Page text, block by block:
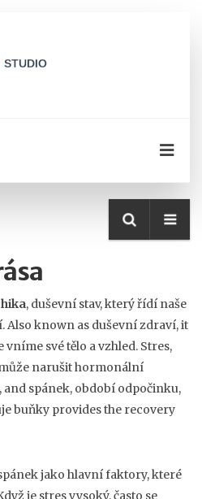
, duševní stav, který řídí naše
. Also known as duševní zdraví, it
své tělo a vzhled. Stres,
narušit hormonální
and spánek, období odpočinku,
buňky provides the recovery
jako hlavní faktory, které
je stres vysoký, často se